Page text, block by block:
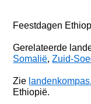
Feestdagen
Gerelateerde
Somalië,Zuid-
Zie
Ethiopië.